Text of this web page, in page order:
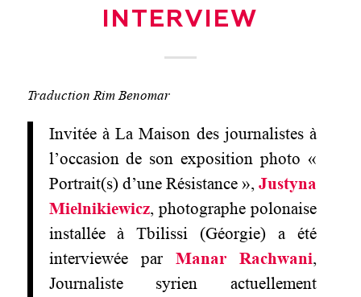
INTERVIEW
Traduction Rim Benomar
Invitée à La Maison des journalistes à
l’occasion de son exposition photo «
Portrait(s) d’une Résistance »,Justyna
Mielnikiewicz, photographe polonaise
installée à Tbilissi (Géorgie) a été
interviewée par Manar Rachwani,
Journaliste syrien actuellement